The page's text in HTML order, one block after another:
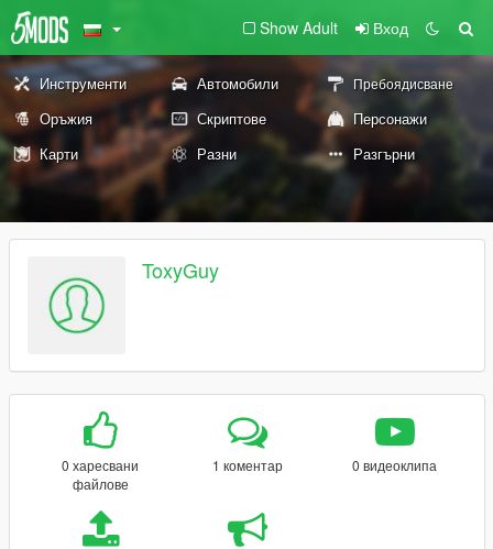
Show Adult Вход
Инструменти Автомобили Пребоядисване
Оръжия Скриптове
Персонажи
Карти
Разни Разгърни
ToxyGuy
0 харесвани
файлове
1 коментар 0 видеоклипа